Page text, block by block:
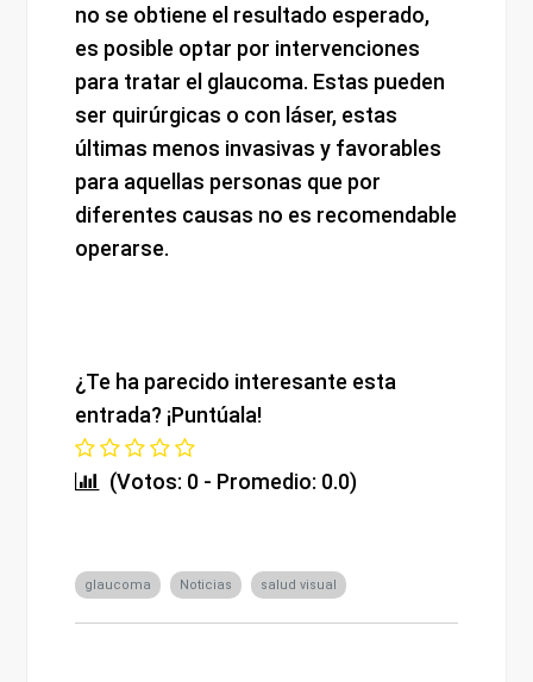
no se obtiene el resultado esperado,
es posible optar por intervenciones
para tratar el glaucoma. Estas pueden
ser quirúrgicas o con láser, estas
últimas menos invasivas y favorables
para aquellas personas que por
diferentes causas no es recomendable
operarse.
¿Te ha parecido interesante esta
entrada? ¡Puntúala!
(Votos: 0 - Promedio: 0.0)
glaucoma Noticias salud visual